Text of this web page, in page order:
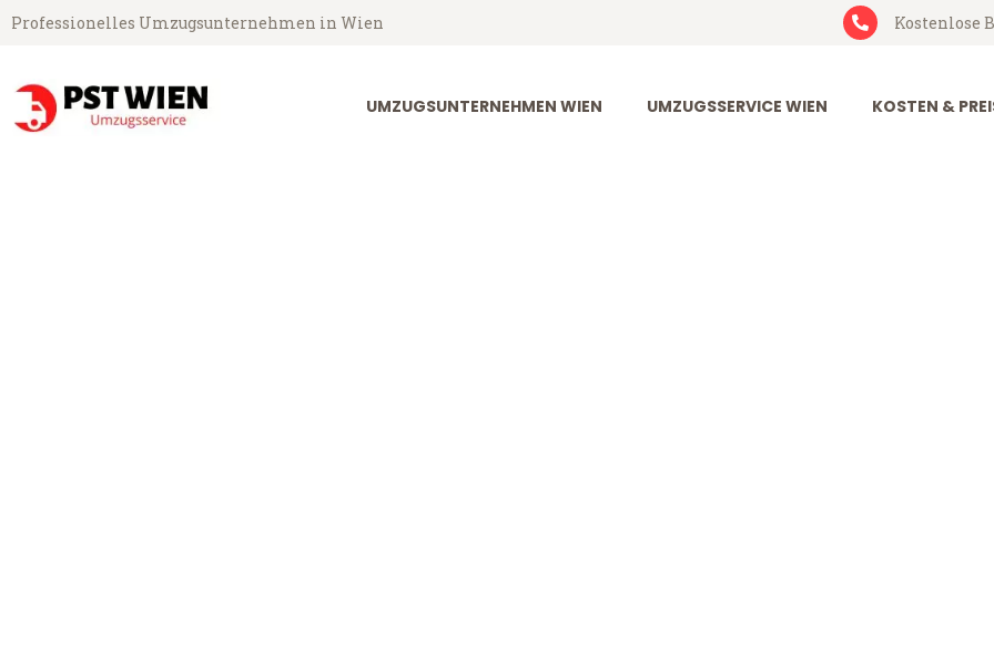
Professionelles Umzugsunternehmen in Wien Kostenlose
UMZUGSUNTERNEHMEN WIEN UMZUGSSERVICE WIEN KOSTEN &